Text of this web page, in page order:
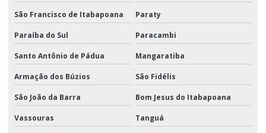
São Francisco de Itabapoana Paraty
Paraíba do Sul Paracambi
Santo Antônio de Pádua Mangaratiba
Armação dos Búzios São Fidélis
São João da Barra Bom Jesus do Itabapoana
Vassouras Tanguá